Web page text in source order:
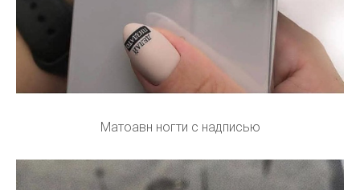
Матоавн ногти с надписью